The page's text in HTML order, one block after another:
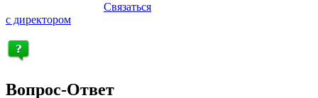
Связаться
с директором
Вопрос-Ответ